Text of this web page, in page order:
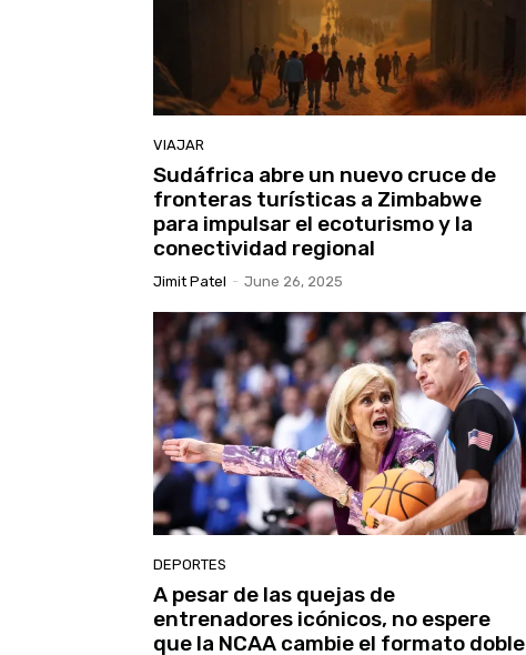
VIAJAR
Sudáfrica abre un nuevo cruce de
fronteras turísticas a Zimbabwe
para impulsar el ecoturismo y la
conectividad regional
Jimit Patel - June 26, 2025
DEPORTES
A pesar de las quejas de
entrenadores icónicos, no espere
que la NCAA cambie el formato doble